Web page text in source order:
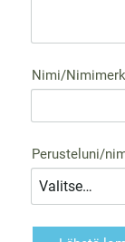
Nimi/
Perusteluni/